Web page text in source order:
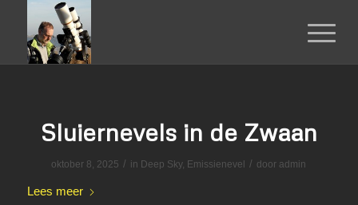
Sluiernevels in de Zwaan
oktober 8, 2025 / in Deep Sky, Emissienevel / door admin
Lees meer